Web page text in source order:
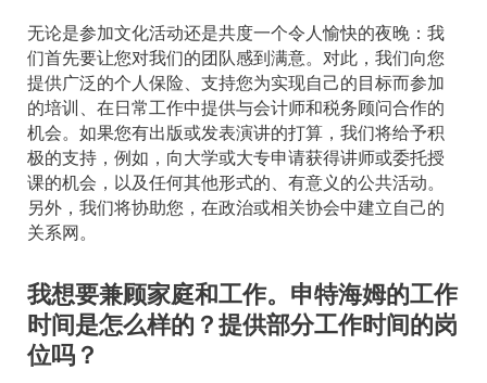
无论是参加文化活动还是共度一个令人愉快的夜晚：我
们首先要让您对我们的团队感到满意。对此，我们向您
提供广泛的个人保险、支持您为实现自己的目标而参加
的培训、在日常工作中提供与会计师和税务顾问合作的
机会。如果您有出版或发表演讲的打算，我们将给予积
极的支持，例如，向大学或大专申请获得讲师或委托授
课的机会，以及任何其他形式的、有意义的公共活动。
另外，我们将协助您，在政治或相关协会中建立自己的
关系网。
我想要兼顾家庭和工作。申特海姆的工作
时间是怎么样的？提供部分工作时间的岗
位吗？